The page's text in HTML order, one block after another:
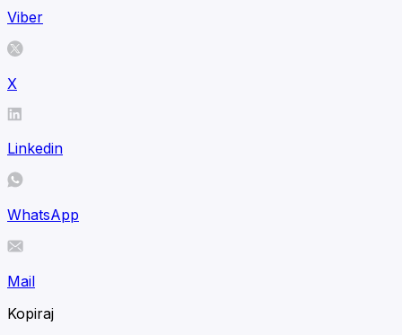
Viber
X
Linkedin
WhatsApp
Mail
Kopiraj